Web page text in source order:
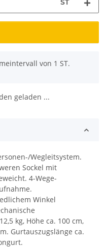
ST
von 1 ST.
geladen ...
Wegleitsystem.
Sockel mit
4-Wege-
Winkel
kg, Höhe ca. 100 cm,
Gurtauszugslänge ca.